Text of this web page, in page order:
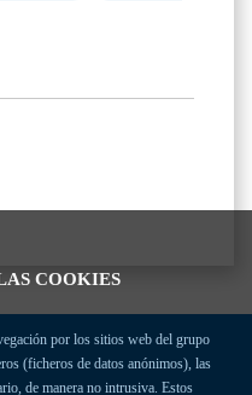
COOKIES
por los sitios web del grupo
(ficheros de datos anónimos), las
de manera no intrusiva. Estos